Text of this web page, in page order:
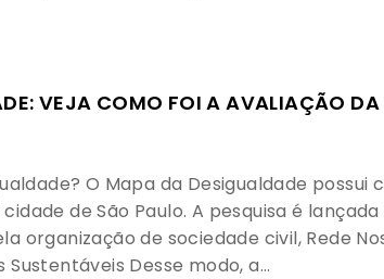
VEJA COMO FOI A AVALIAÇÃO DA
O Mapa da Desigualdade
de São Paulo. A pesquisa é
organização de sociedade civil, Rede
Desse modo, a…